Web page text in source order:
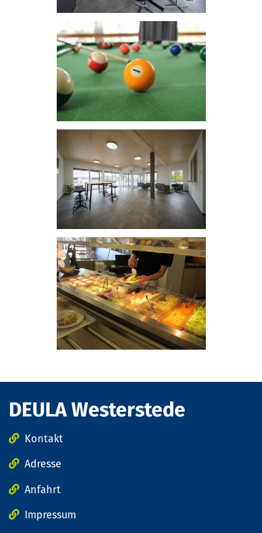
DEULA Westerstede
Kontakt
Adresse
Anfahrt
Impressum